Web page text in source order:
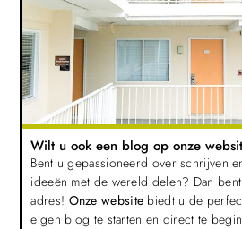
Wilt u ook een blog op onze
Bent u gepassioneerd over schrijven
ideeën met de wereld delen? Dan
adres! Onze website biedt u de
eigen blog te starten en direct te